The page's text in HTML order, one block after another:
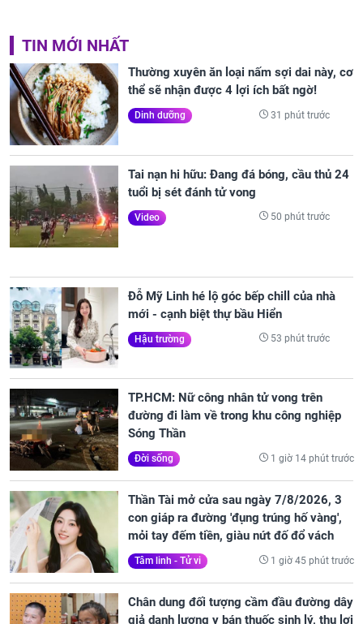
TIN MỚI NHẤT
Thường xuyên ăn loại nấm sợi dai này, cơ
thể sẽ nhận được 4 lợi ích bất ngờ!
Dinh dưỡng 31 phút trước
Tai nạn hi hữu: Đang đá bóng, cầu thủ 24
tuổi bị sét đánh tử vong
Video 50 phút trước
Đỗ Mỹ Linh hé lộ góc bếp chill của nhà
mới - cạnh biệt thự bầu Hiển
Hậu trường 53 phút trước
TP.HCM: Nữ công nhân tử vong trên
đường đi làm về trong khu công nghiệp
Sóng Thần
Đời sống 1 giờ 14 phút trước
Thần Tài mở cửa sau ngày 7/8/2026, 3
con giáp ra đường 'đụng trúng hố vàng',
mỏi tay đếm tiền, giàu nứt đố đổ vách
Tâm linh - Tử vi 1 giờ 45 phút trước
Chân dung đối tượng cầm đầu đường dây
giả danh lương y bán thuốc sinh lý, thu lợi